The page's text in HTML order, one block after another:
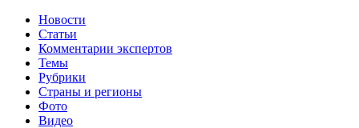
Новости
Статьи
Комментарии экспертов
Темы
Рубрики
Страны и регионы
Фото
Видео